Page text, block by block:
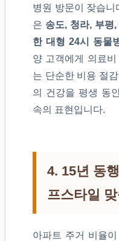
병원 방문이 잦습
은 송도, 청라, 부평
한 대형 24시 동물
양 고객에게 의료비
는 단순한 비용 절
의 건강을 평생 동
속의 표현입니다.
4. 15년 동
프스타일
아파트 주거 비율